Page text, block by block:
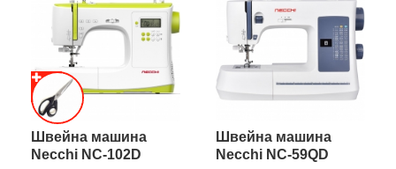
Швейна машина
Necchi NC-102D
Швейна машина
Necchi NC-59QD